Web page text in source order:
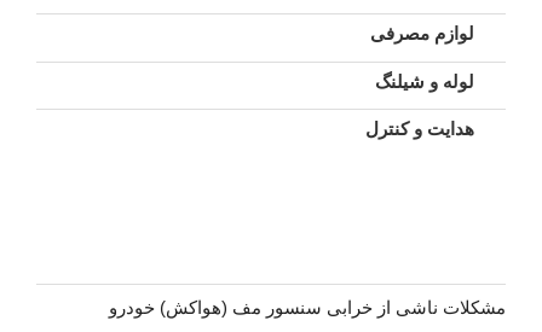
لوازم مصرفی
لوله و شیلنگ
هدایت و کنترل
مشکلات ناشی از خرابی سنسور مف (هواکش) خودرو